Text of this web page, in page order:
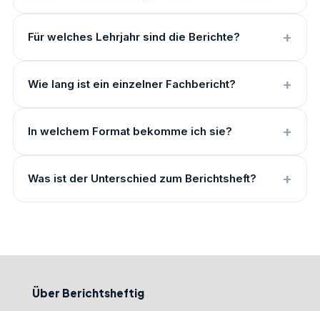
Für welches Lehrjahr sind die Berichte?
Wie lang ist ein einzelner Fachbericht?
In welchem Format bekomme ich sie?
Was ist der Unterschied zum Berichtsheft?
Über Berichtsheftig